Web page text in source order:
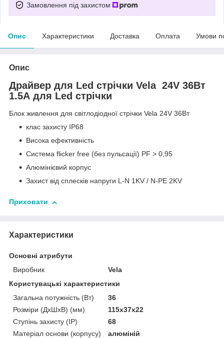
Замовлення під захистом
Опис Характеристики Доставка Оплата Умови
Опис
Драйвер для Led стрічки Vela 24V 36Вт
1.5А для Led стрічки
Блок живлення для світлодіодної стрічки Vela 24V 36Вт
клас захисту ІР68
Висока ефективність
Система flicker free (без пульсації) PF > 0,95
Алюмінієвий корпус
Захист від сплесків напруги L-N 1KV / N-PE 2KV
Приховати
Характеристики
Основні атрибути
Виробник
Vela
Користувацькi характеристики
Загальна потужність (Вт)
36
Розміри (ДхШхВ) (мм)
115х37х22
Ступінь захисту (IP)
68
Матеріал основи (корпусу)
алюміній